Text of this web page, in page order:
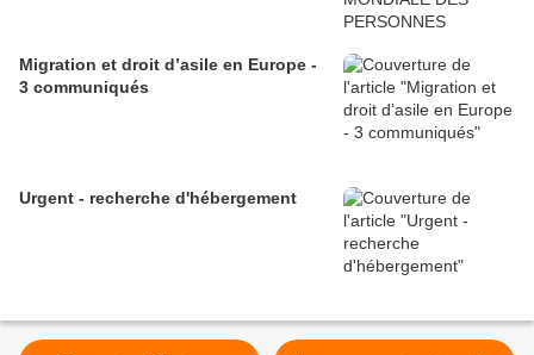
Migration et droit d’asile en Europe -
3 communiqués
Urgent - recherche d'hébergement